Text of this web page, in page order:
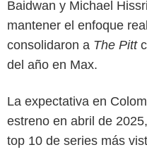
Baidwan y Michael
mantener el enfoque
consolidaron a The Pitt
del año en Max.
La expectativa en
estreno en abril de 2025,
top 10 de series más